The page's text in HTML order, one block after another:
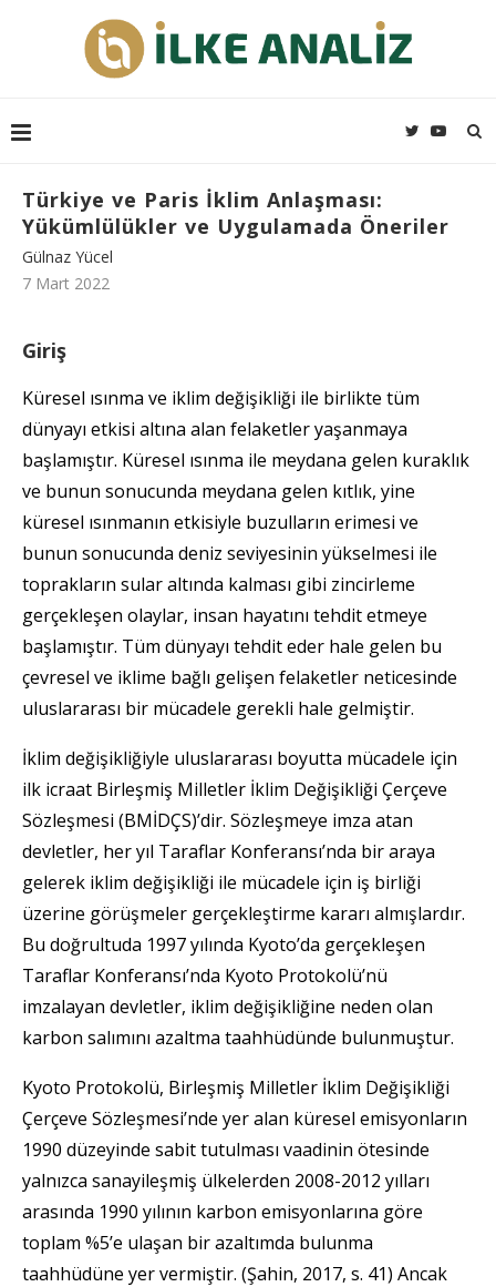
Türkiye ve Paris İklim Anlaşması:
Yükümlülükler ve Uygulamada Öneriler
Gülnaz Yücel
7 Mart 2022
Giriş
Küresel ısınma ve iklim değişikliği ile birlikte tüm
dünyayı etkisi altına alan felaketler yaşanmaya
başlamıştır. Küresel ısınma ile meydana gelen kuraklık
ve bunun sonucunda meydana gelen kıtlık, yine
küresel ısınmanın etkisiyle buzulların erimesi ve
bunun sonucunda deniz seviyesinin yükselmesi ile
toprakların sular altında kalması gibi zincirleme
gerçekleşen olaylar, insan hayatını tehdit etmeye
başlamıştır. Tüm dünyayı tehdit eder hale gelen bu
çevresel ve iklime bağlı gelişen felaketler neticesinde
uluslararası bir mücadele gerekli hale gelmiştir.
İklim değişikliğiyle uluslararası boyutta mücadele için
ilk icraat Birleşmiş Milletler İklim Değişikliği Çerçeve
Sözleşmesi (BMİDÇS)’dir. Sözleşmeye imza atan
devletler, her yıl Taraflar Konferansı’nda bir araya
gelerek iklim değişikliği ile mücadele için iş birliği
üzerine görüşmeler gerçekleştirme kararı almışlardır.
Bu doğrultuda 1997 yılında Kyoto’da gerçekleşen
Taraflar Konferansı’nda Kyoto Protokolü’nü
imzalayan devletler, iklim değişikliğine neden olan
karbon salımını azaltma taahhüdünde bulunmuştur.
Kyoto Protokolü, Birleşmiş Milletler İklim Değişikliği
Çerçeve Sözleşmesi’nde yer alan küresel emisyonların
1990 düzeyinde sabit tutulması vaadinin ötesinde
yalnızca sanayileşmiş ülkelerden 2008-2012 yılları
arasında 1990 yılının karbon emisyonlarına göre
toplam %5’e ulaşan bir azaltımda bulunma
taahhüdüne yer vermiştir. (Şahin, 2017, s. 41) Ancak